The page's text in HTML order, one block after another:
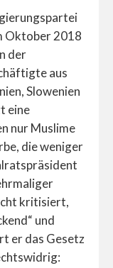
Oktober 2018
der
aus
Slowenien
eine
nur Muslime
die weniger
kritisiert,
und
er das Gesetz